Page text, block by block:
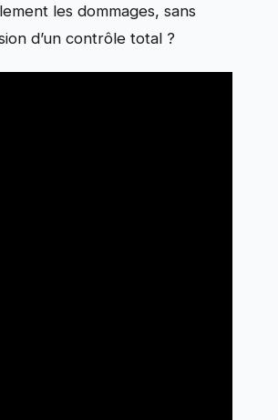
les dommages, sans
d’un contrôle total ?